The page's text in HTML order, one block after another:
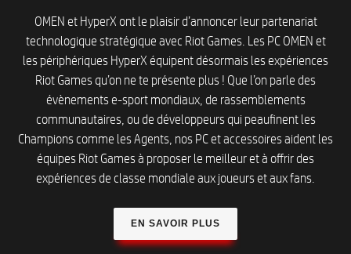
OMEN et HyperX ont le plaisir d’annoncer leur partenariat
technologique stratégique avec Riot Games. Les PC OMEN et
les périphériques HyperX équipent désormais les expériences
Riot Games qu’on ne te présente plus ! Que l’on parle des
évènements e-sport mondiaux, de rassemblements
communautaires, ou de développeurs qui peaufinent les
Champions comme les Agents, nos PC et accessoires aident les
équipes Riot Games à proposer le meilleur et à offrir des
expériences de classe mondiale aux joueurs et aux fans.
EN SAVOIR PLUS